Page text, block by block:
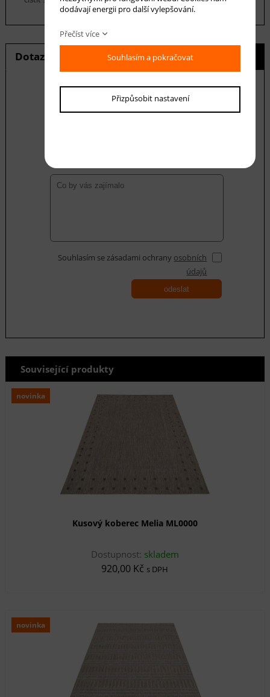
Dotaz na produkt Hlídání ceny
E-mail *
Váš dotaz
Souhlasím se zásadami ochrany osobních
údajů
odeslat
Související produkty
novinka
Kusový koberec Melia ML0000
Dostupnost: skladem
920,00 Kč s DPH
novinka
dodávají energii pro další vylepšování.
Přečíst více
Souhlasím a pokračovat
Přizpůsobit nastavení